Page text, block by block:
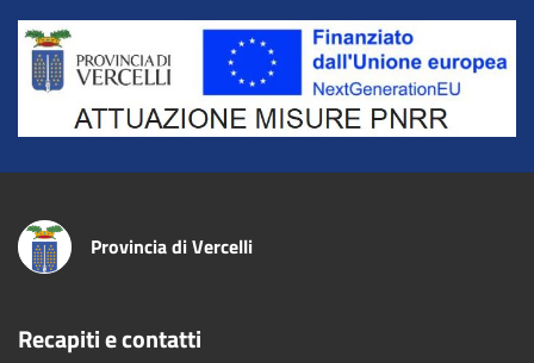
Title
Provincia di Vercelli
Recapiti e contatti